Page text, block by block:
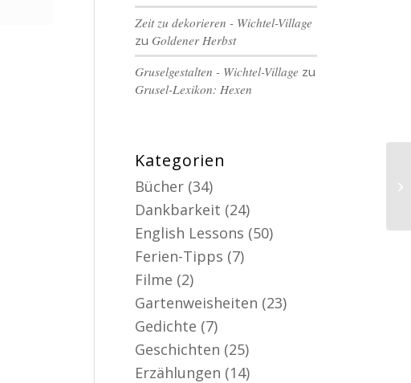
Zeit zu dekorieren - Wichtel-Village
zuGoldener Herbst
Gruselgestalten - Wichtel-Village zu
Grusel-Lexikon: Hexen
Kategorien
Bücher (34)
Dankbarkeit (24)
English Lessons (50)
Ferien-Tipps (7)
Filme (2)
Gartenweisheiten (23)
Gedichte (7)
Geschichten (25)
Erzählungen (14)